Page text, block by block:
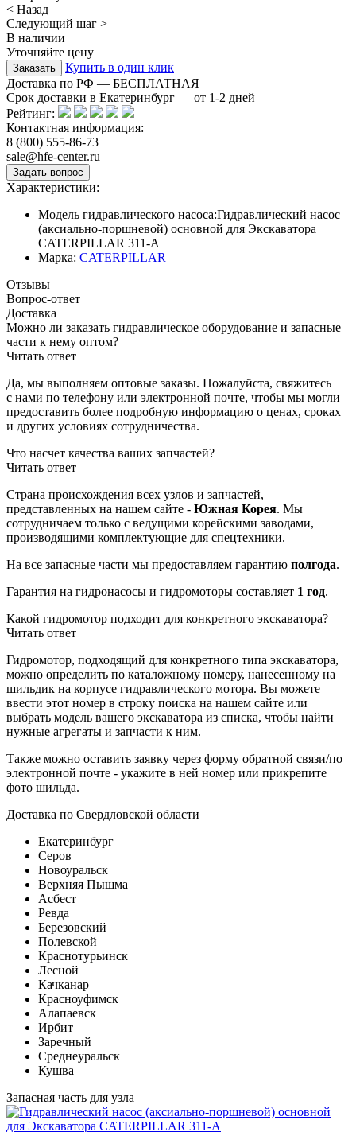
< Назад
Следующий шаг >
В наличии
Уточняйте цену
Купить в один клик
Доставка по РФ — БЕСПЛАТНАЯ
Срок доставки в Екатеринбург — от 1-2 дней
Рейтинг:
Контактная информация:
8 (800) 555-86-73
sale@hfe-center.ru
Характеристики:
Модель гидравлического насоса:Гидравлический насос
(аксиально-поршневой) основной для Экскаватора
CATERPILLAR 311-A
Марка: CATERPILLAR
Отзывы
Вопрос-ответ
Доставка
Можно ли заказать гидравлическое оборудование и запасные
части к нему оптом?
Читать ответ
Да, мы выполняем оптовые заказы. Пожалуйста, свяжитесь
с нами по телефону или электронной почте, чтобы мы могли
предоставить более подробную информацию о ценах, сроках
и других условиях сотрудничества.
Что насчет качества ваших запчастей?
Читать ответ
Страна происхождения всех узлов и запчастей,
представленных на нашем сайте - Южная Корея. Мы
сотрудничаем только с ведущими корейскими заводами,
производящими комплектующие для спецтехники.
На все запасные части мы предоставляем гарантию полгода.
Гарантия на гидронасосы и гидромоторы составляет 1 год.
Какой гидромотор подходит для конкретного экскаватора?
Читать ответ
Гидромотор, подходящий для конкретного типа экскаватора,
можно определить по каталожному номеру, нанесенному на
шильдик на корпусе гидравлического мотора. Вы можете
ввести этот номер в строку поиска на нашем сайте или
выбрать модель вашего экскаватора из списка, чтобы найти
нужные агрегаты и запчасти к ним.
Также можно оставить заявку через форму обратной связи/по
электронной почте - укажите в ней номер или прикрепите
фото шильда.
Доставка по Свердловской области
Екатеринбург
Серов
Новоуральск
Верхняя Пышма
Асбест
Ревда
Березовский
Полевской
Краснотурьинск
Лесной
Качканар
Красноуфимск
Алапаевск
Ирбит
Заречный
Среднеуральск
Кушва
Запасная часть для узла